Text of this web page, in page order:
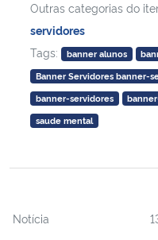
Ministério do Desenvolvimento
Controladoria-Geral da União
Ministério da Mulher, da Família
Outras categorias do
servidores
Tags:
banner alunos
Banner Servidores banner-
banner-servidores
saude mental
Notícia